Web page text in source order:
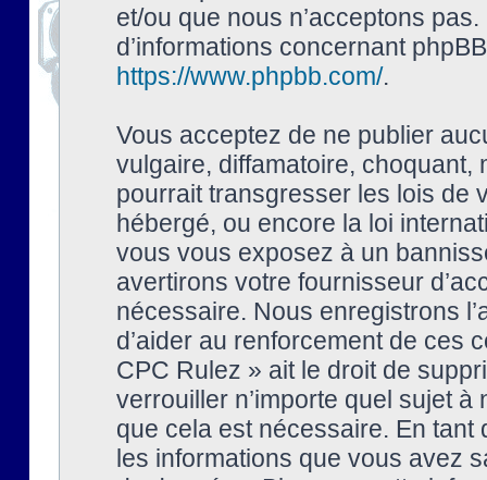
et/ou que nous n’acceptons
d’informations concernant
https://www.phpbb.com/.
Vous acceptez de ne publier
vulgaire, diffamatoire, choquant,
pourrait transgresser les lois de
hébergé, ou encore la loi
vous vous exposez à un
avertirons votre fournisseur
nécessaire. Nous enregistrons
d’aider au renforcement de ces
CPC Rulez » ait le droit de
verrouiller n’importe quel sujet à
que cela est nécessaire. En tant
les informations que vous avez